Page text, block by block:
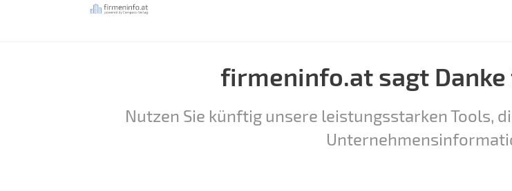
firmeninfo.at sagt
Nutzen Sie künftig unsere leistungsstarken Tools,